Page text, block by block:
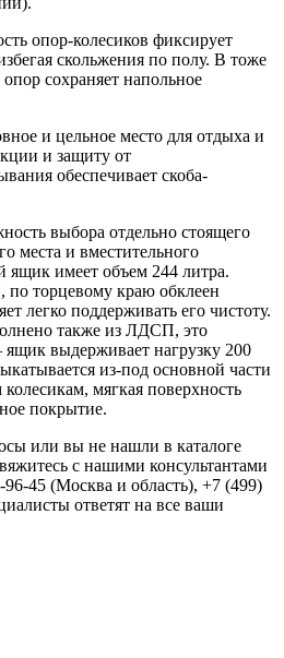
опор-колесиков фиксирует
скольжения по полу. В тоже
сохраняет напольное
и цельное место для отдыха и
и защиту от
обеспечивает скоба-
выбора отдельно стоящего
места и вместительного
ящик имеет объем 244 литра.
торцевому краю обклеен
легко поддерживать его чистоту.
также из ЛДСП, это
выдерживает нагрузку 200
из-под основной части
мягкая поверхность
покрытие.
или вы не нашли в каталоге
с нашими консультантами
96-45 (Москва и область), +7 (499)
ответят на все ваши